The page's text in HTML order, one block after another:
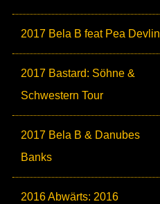
2017 Bela B feat Pea Devlin
2017 Bastard: Söhne &
Schwestern Tour
2017 Bela B & Danubes
Banks
2016 Abwärts: 2016